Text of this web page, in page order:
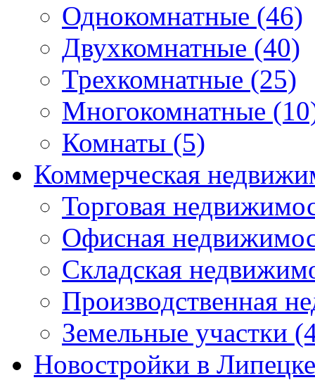
Однокомнатные (46)
Двухкомнатные (40)
Трехкомнатные (25)
Многокомнатные
Комнаты (5)
Коммерческая
Торговая
Офисная
Складская
Производственная
Земельные участки
Новостройки в Липецке